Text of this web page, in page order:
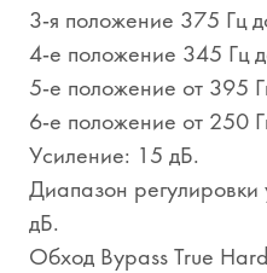
3-я положение 375 Гц
4-е положение 345 Гц
5-е положение от 395
6-е положение от 250
Усиление: 15 дБ.
Диапазон
дБ.
Обход Bypass True